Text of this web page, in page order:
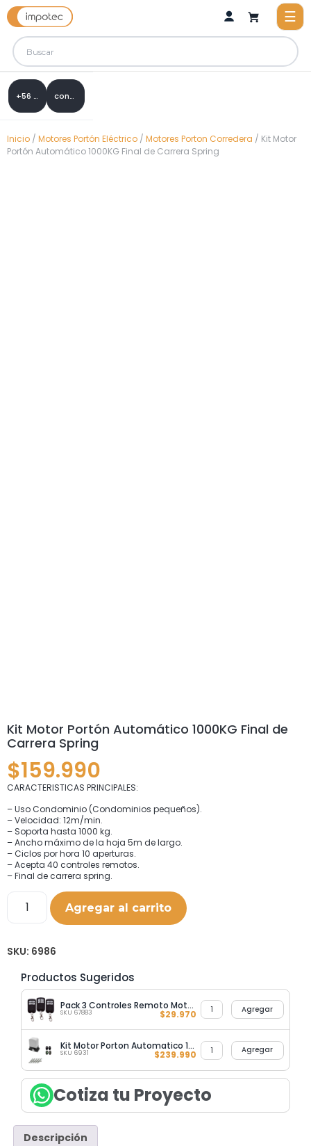
+56 9 8288 0307 contacto@impotec.cl
Inicio / Motores Portón Eléctrico / Motores Porton Corredera / Kit Motor
Portón Automático 1000KG Final de Carrera Spring
Kit Motor Portón Automático 1000KG Final de
Carrera Spring
$159.990
CARACTERISTICAS PRINCIPALES:
– Uso Condominio (Condominios pequeños).
– Velocidad: 12m/min.
– Soporta hasta 1000 kg.
– Ancho máximo de la hoja 5m de largo.
– Ciclos por hora 10 aperturas.
– Acepta 40 controles remotos.
– Final de carrera spring.
Agregar al carrito
SKU: 6986
Productos Sugeridos
Pack 3 Controles Remoto Motor 2000KG Negro
SKU 67883 $29.970 Agregar
Kit Motor Porton Automatico 1000KG + 5M Cremallera y Fotocelda
SKU 6931 $239.990 Agregar
Cotiza tu Proyecto
Descripción